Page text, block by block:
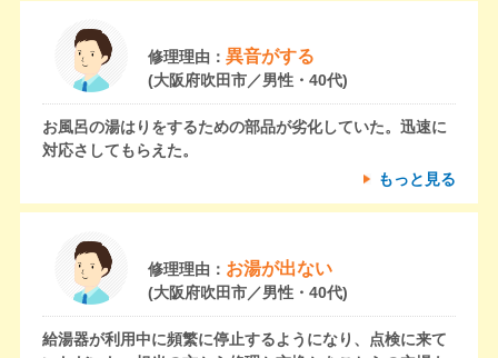
修理理由： 異音がする
(大阪府吹田市／男性・40代)
お風呂の湯はりをするための部品が劣化していた。迅速に
対応さしてもらえた。
もっと見る
修理理由： お湯が出ない
(大阪府吹田市／男性・40代)
給湯器が利用中に頻繁に停止するようになり、点検に来て